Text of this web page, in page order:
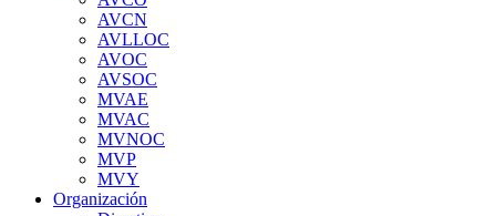
AVCN
AVLLOC
AVOC
AVSOC
MVAE
MVAC
MVNOC
MVP
MVY
Organización